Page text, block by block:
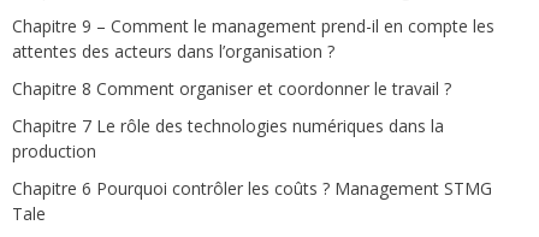
Chapitre 9 – Comment le management prend-il en compte les
attentes des acteurs dans l’organisation ?
Chapitre 8 Comment organiser et coordonner le travail ?
Chapitre 7 Le rôle des technologies numériques dans la
production
Chapitre 6 Pourquoi contrôler les coûts ? Management STMG
Tale